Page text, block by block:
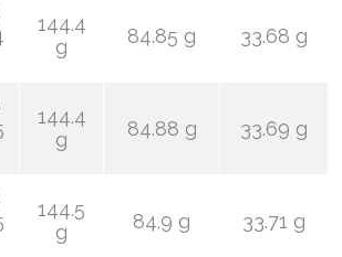
144.4
g
84.85 g 33.68 g
144.4
g
84.88 g 33.69 g
144.5
g
84.9 g 33.71 g